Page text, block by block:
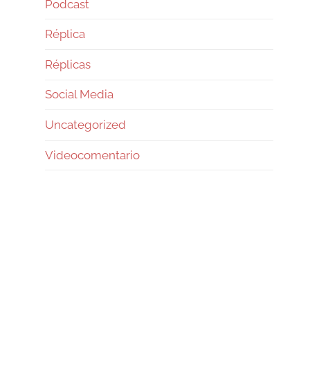
Podcast
Réplica
Réplicas
Social Media
Uncategorized
Videocomentario